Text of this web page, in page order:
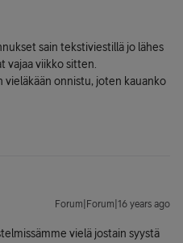
sain tekstiviestillä jo lähes
vajaa viikko sitten.
onnistu, joten kauanko
Forum|Forum|16 years ago
vielä jostain syystä